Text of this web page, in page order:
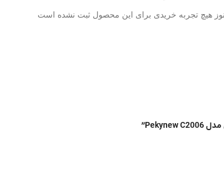
هیچ تجربه خریدی برای این محصول ثبت نشده است